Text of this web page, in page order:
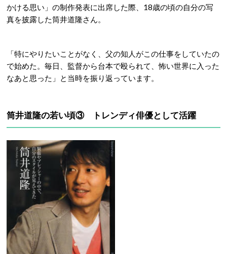
かける思い」の制作発表に出席した際、18歳の頃の自分の写
真を披露した筒井道隆さん。
「特にやりたいことがなく、父の知人がこの仕事をしていたの
で始めた。毎日、監督から台本で殴られて、怖い世界に入った
なあと思った」と当時を振り返っています。
筒井道隆の若い頃③ トレンディ俳優として活躍